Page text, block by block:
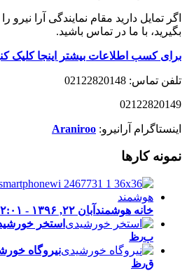
اگر تمایل دارید مقام نمایندگی آرا
بگیرید، با ما در تماس باشید.
برای کسب اطلاعات بیشتر اینجا کلیک
تلفن تماس: 02122820148
02122820149
اینستاگرام آرانیرو: Araniroo
نمونه کارها
خانه هوشمند آبان ۲۲, ۱۳۹۶ - ۲:۰۱ ب٫ظ
استخر
ب٫ظ
نیروگاه
ق٫ظ